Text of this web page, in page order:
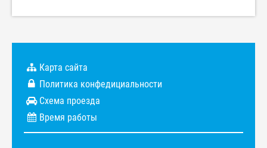
Карта сайта
Политика конфедициальности
Схема проезда
Время работы